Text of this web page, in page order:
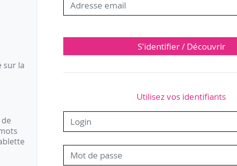
sur la
S'identifier / Découvrir
Utilisez vos identifiants